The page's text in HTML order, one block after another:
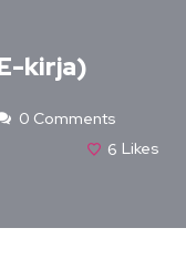
kirja)
0 Comments
6 Likes